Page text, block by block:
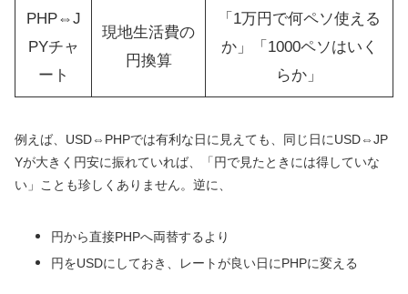
PHP⇔J
PYチャ
ート
現地生活費の
円換算
「1万円で何ペソ使える
か」「1000ペソはいく
らか」
例えば、USD⇔PHPでは有利な日に見えても、同じ日にUSD⇔JP
Yが大きく円安に振れていれば、「円で見たときには得していな
い」ことも珍しくありません。逆に、
円から直接PHPへ両替するより
円をUSDにしておき、レートが良い日にPHPに変える